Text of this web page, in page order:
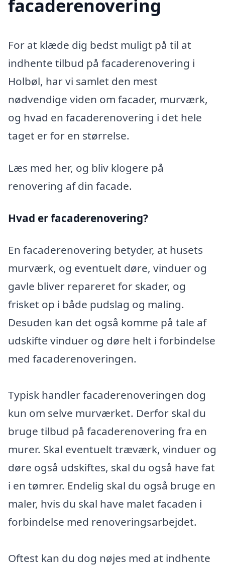
facaderenovering
For at klæde dig bedst muligt på til at
indhente tilbud på facaderenovering i
Holbøl, har vi samlet den mest
nødvendige viden om facader, murværk,
og hvad en facaderenovering i det hele
taget er for en størrelse.
Læs med her, og bliv klogere på
renovering af din facade.
Hvad er facaderenovering?
En facaderenovering betyder, at husets
murværk, og eventuelt døre, vinduer og
gavle bliver repareret for skader, og
frisket op i både pudslag og maling.
Desuden kan det også komme på tale af
udskifte vinduer og døre helt i forbindelse
med facaderenoveringen.
Typisk handler facaderenoveringen dog
kun om selve murværket. Derfor skal du
bruge tilbud på facaderenovering fra en
murer. Skal eventuelt træværk, vinduer og
døre også udskiftes, skal du også have fat
i en tømrer. Endelig skal du også bruge en
maler, hvis du skal have malet facaden i
forbindelse med renoveringsarbejdet.
Oftest kan du dog nøjes med at indhente